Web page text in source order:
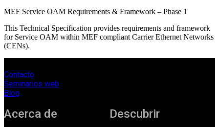
Corporate
Careers
Partners
Suppliers
MEF Service OAM Requirements & Framework – Phase 1
This Technical Specification provides requirements and framework
for Service OAM within MEF compliant Carrier Ethernet Networks
(CENs).
Contacto
Seminarios web
Blog
Acerca de Descubrir